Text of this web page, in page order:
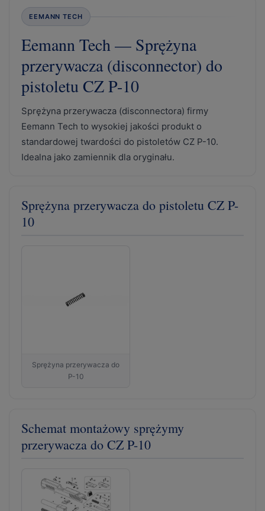
EEMANN TECH
Eemann Tech — Sprężyna
przerywacza (disconnector) do
pistoletu CZ P-10
Sprężyna przerywacza (disconnectora) firmy
Eemann Tech to wysokiej jakości produkt o
standardowej twardości do pistoletów CZ P-10.
Idealna jako zamiennik dla oryginału.
Sprężyna przerywacza do pistoletu CZ P-
10
Sprężyna przerywacza do
P-10
Schemat montażowy sprężymy
przerywacza do CZ P-10